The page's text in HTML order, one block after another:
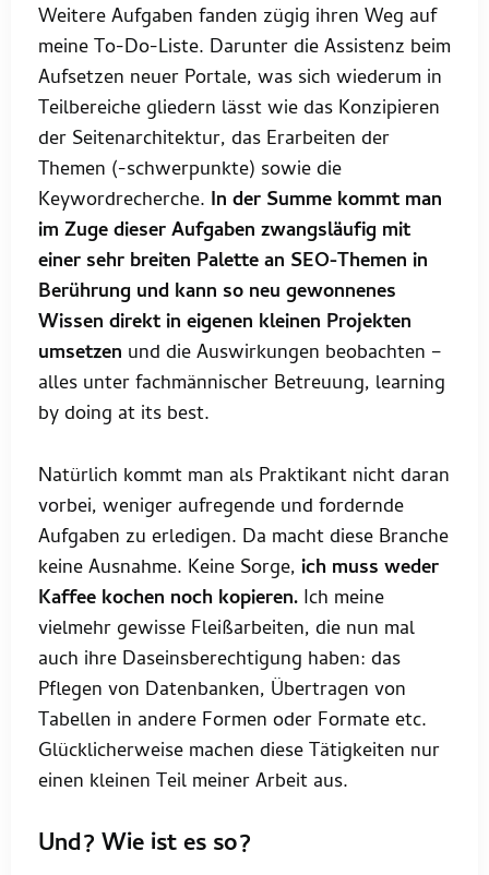
Weitere Aufgaben fanden zügig ihren Weg auf
meine To-Do-Liste. Darunter die Assistenz beim
Aufsetzen neuer Portale, was sich wiederum in
Teilbereiche gliedern lässt wie das Konzipieren
der Seitenarchitektur, das Erarbeiten der
Themen (-schwerpunkte) sowie die
Keywordrecherche. In der Summe kommt man
im Zuge dieser Aufgaben zwangsläufig mit
einer sehr breiten Palette an SEO-Themen in
Berührung und kann so neu gewonnenes
Wissen direkt in eigenen kleinen Projekten
umsetzen und die Auswirkungen beobachten –
alles unter fachmännischer Betreuung, learning
by doing at its best.
Natürlich kommt man als Praktikant nicht daran
vorbei, weniger aufregende und fordernde
Aufgaben zu erledigen. Da macht diese Branche
keine Ausnahme. Keine Sorge, ich muss weder
Kaffee kochen noch kopieren. Ich meine
vielmehr gewisse Fleißarbeiten, die nun mal
auch ihre Daseinsberechtigung haben: das
Pflegen von Datenbanken, Übertragen von
Tabellen in andere Formen oder Formate etc.
Glücklicherweise machen diese Tätigkeiten nur
einen kleinen Teil meiner Arbeit aus.
Und? Wie ist es so?